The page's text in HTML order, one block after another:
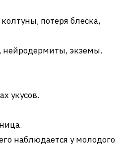
потеря блеска,
нейродермиты, экземы.
укусов.
наблюдается у молодого